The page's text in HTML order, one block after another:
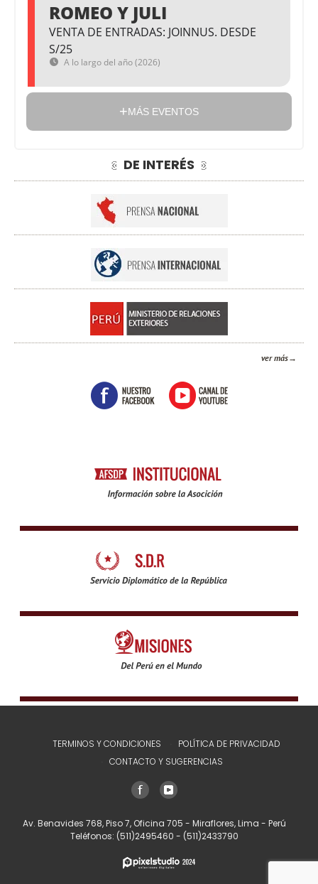
ROMEO Y JULI
VENTA DE ENTRADAS: JOINNUS. DESDE
S/25
A lo largo del año (2026)
MÁS EVENTOS
DE INTERÉS
ver más
TERMINOS Y CONDICIONES
POLÍTICA DE PRIVACIDAD
CONTACTO Y SUGERENCIAS
Av. Benavides 768, Piso 7, Oficina 705 - Miraflores, Lima - Perú
Teléfonos: (511)2495460 - (511)2433790